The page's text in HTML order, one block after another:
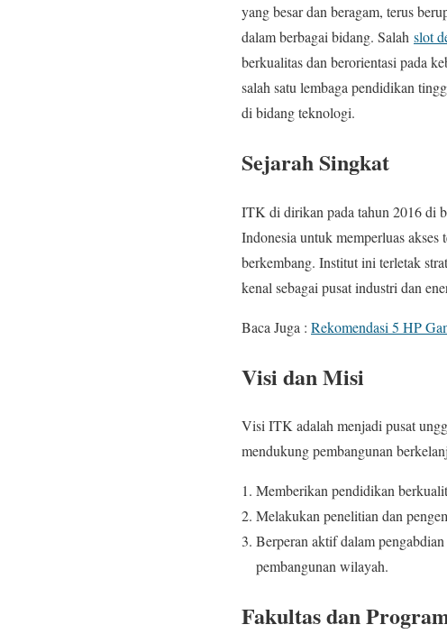
yang besar dan beragam, terus
dalam berbagai bidang. Salah slot
berkualitas dan berorientasi pada
salah satu lembaga pendidikan
di bidang teknologi.
Sejarah Singkat
ITK di dirikan pada tahun 2016 di
Indonesia untuk memperluas akses
berkembang. Institut ini terletak
kenal sebagai pusat industri dan
Baca Juga : Rekomendasi 5 HP
Visi dan Misi
Visi ITK adalah menjadi pusat
mendukung pembangunan
Memberikan pendidikan
Melakukan penelitian dan
Berperan aktif dalam
pembangunan wilayah.
Fakultas dan